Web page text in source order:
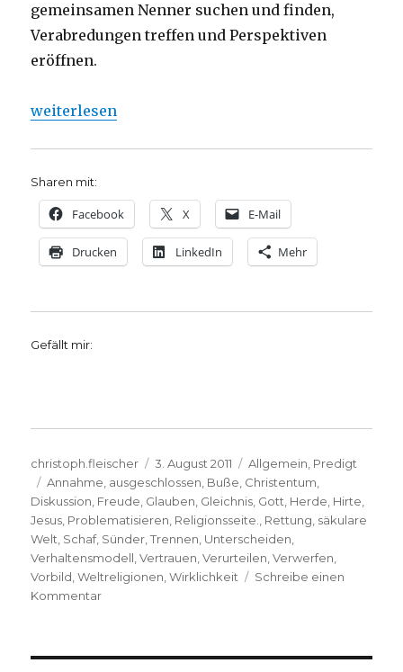
gemeinsamen Nenner suchen und finden,
Verabredungen treffen und Perspektiven
eröffnen.
„Predigt über Lukas 15, 1-10 – Christoph Fleischer,
weiterlesen
Sharen mit:
Facebook X E-Mail
Drucken LinkedIn Mehr
Gefällt mir:
Autor
christoph.fleischer
Veröffentlicht
am
3. August 2011 Kategorien
Allgemein, Predigt
Schlagwörter
Annahme, ausgeschlossen, Buße, Christentum,
Diskussion, Freude, Glauben, Gleichnis, Gott, Herde, Hirte,
Jesus, Problematisieren, Religionsseite., Rettung, säkulare
Welt, Schaf, Sünder,Trennen, Unterscheiden,
Verhaltensmodell,Vertrauen,Verurteilen,Verwerfen,
Vorbild,Weltreligionen,Wirklichkeit
Schreibe einen
Kommentarzu